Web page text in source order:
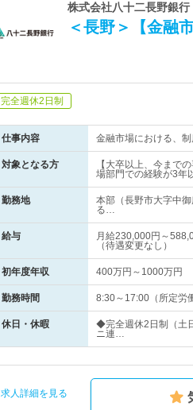
株式会社八十二長野銀
＜長野＞【金融
完全週休2日制
仕事内容 金融市場における、
対象となる方
【大卒以上、今まで
場部門での経験が3年
勤務地
本部（長野市大字中
る…
給与
月給230,000円～
（待遇変更なし）
初年度年収 400万円～1000万円
勤務時間 8:30～17:00（所定
休日・休暇
◆完全週休2日制（土
ニ連…
求人詳細を見る